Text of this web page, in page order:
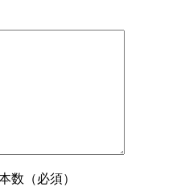
数（必須）